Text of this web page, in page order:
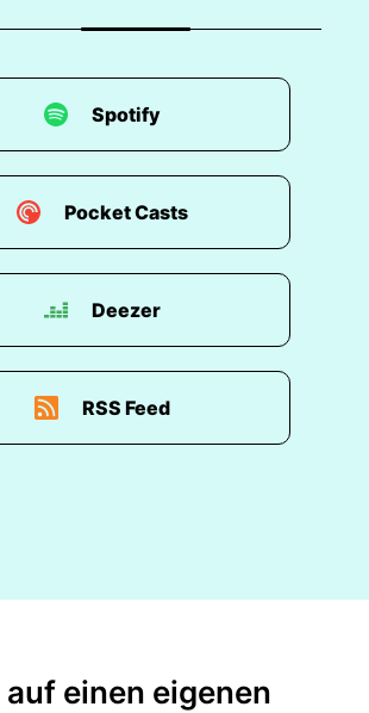
Spotify
Pocket Casts
Deezer
RSS Feed
einen eigenen